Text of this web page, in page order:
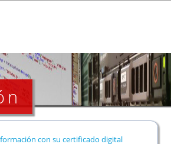
con su certificado digital